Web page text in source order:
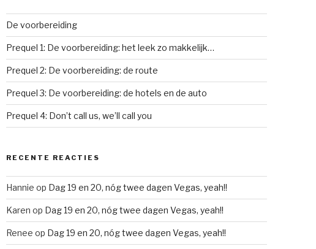
De voorbereiding
Prequel 1: De voorbereiding: het leek zo makkelijk…
Prequel 2: De voorbereiding: de route
Prequel 3: De voorbereiding: de hotels en de auto
Prequel 4: Don’t call us, we’ll call you
RECENTE REACTIES
Hannie op Dag 19 en 20, nóg twee dagen Vegas, yeah!!
Karen op Dag 19 en 20, nóg twee dagen Vegas, yeah!!
Renee op Dag 19 en 20, nóg twee dagen Vegas, yeah!!